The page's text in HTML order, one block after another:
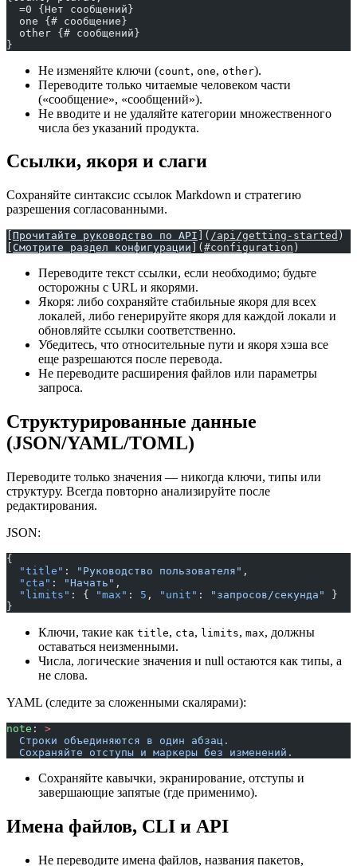
  =0 {Нет сообщений}
  one {# сообщение}
  other {# сообщений}
}
Не изменяйте ключи (count, one, other).
Переводите только читаемые человеком части
(«сообщение», «сообщений»).
Не вводите и не удаляйте категории множественного
числа без указаний продукта.
Ссылки, якоря и слаги
Сохраняйте синтаксис ссылок Markdown и стратегию
разрешения согласованными.
Прочитайте руководство по API ]( /api/getting-started )
Смотрите раздел конфигурации ]( #configuration )
Переводите текст ссылки, если необходимо; будьте
осторожны с URL и якорями.
Якоря: либо сохраняйте стабильные якоря для всех
локалей, либо генерируйте якоря для каждой локали и
обновляйте ссылки соответственно.
Убедитесь, что относительные пути и якоря хэша все
еще разрешаются после перевода.
Не переводите расширения файлов или параметры
запроса.
Структурированные данные
(JSON/YAML/TOML)
Переводите только значения — никогда ключи, типы или
структуру. Всегда повторно анализируйте после
редактирования.
JSON:
{
  "title"
: "Руководство пользователя" ,
  "cta"
: "Начать" ,
  "limits"
: { "max" : 5 , "unit" : "запросов/секунда"
}
}
Ключи, такие как title, cta, limits, max, должны
оставаться неизменными.
Числа, логические значения и null остаются как типы, а
не слова.
YAML (следите за сложенными скалярами):
note : >
  Строки объединяются в один абзац.
  Сохраняйте отступы и маркеры без изменений.
Сохраняйте кавычки, экранирование, отступы и
завершающие запятые (где применимо).
Имена файлов, CLI и API
Не переводите имена файлов, названия пакетов,